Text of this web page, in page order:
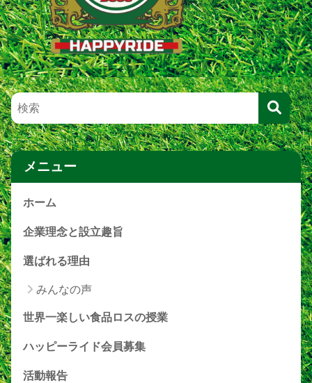
メニュー
ホーム
企業理念と設立趣旨
選ばれる理由
みんなの声
世界一楽しい食品ロスの授業
ハッピーライド会員募集
活動報告